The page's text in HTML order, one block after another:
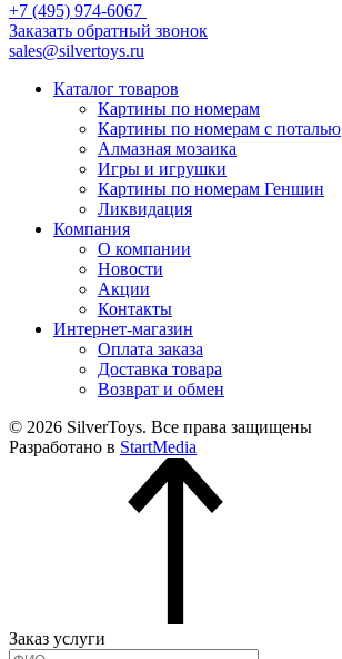
+7 (495) 974-6067
Заказать обратный звонок
sales@silvertoys.ru
Каталог товаров
Картины по номерам
Картины по номерам с поталью
Алмазная мозаика
Игры и игрушки
Картины по номерам Геншин
Ликвидация
Компания
О компании
Новости
Акции
Контакты
Интернет-магазин
Оплата заказа
Доставка товара
Возврат и обмен
© 2026 SilverToys. Все права защищены
Разработано в StartMedia
Заказ услуги